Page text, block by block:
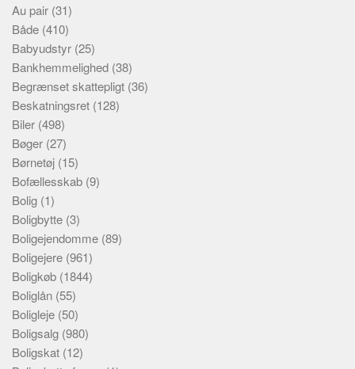
Au pair (31)
Både (410)
Babyudstyr (25)
Bankhemmelighed (38)
Begrænset skattepligt (36)
Beskatningsret (128)
Biler (498)
Bøger (27)
Børnetøj (15)
Bofællesskab (9)
Bolig (1)
Boligbytte (3)
Boligejendomme (89)
Boligejere (961)
Boligkøb (1844)
Boliglån (55)
Boligleje (50)
Boligsalg (980)
Boligskat (12)